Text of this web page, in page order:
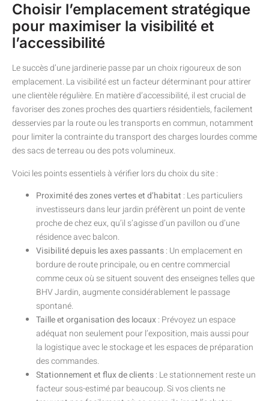
Choisir l’emplacement stratégique
pour maximiser la visibilité et
l’accessibilité
Le succès d’une jardinerie passe par un choix rigoureux de son
emplacement. La visibilité est un facteur déterminant pour attirer
une clientèle régulière. En matière d’accessibilité, il est crucial de
favoriser des zones proches des quartiers résidentiels, facilement
desservies par la route ou les transports en commun, notamment
pour limiter la contrainte du transport des charges lourdes comme
des sacs de terreau ou des pots volumineux.
Voici les points essentiels à vérifier lors du choix du site :
Proximité des zones vertes et d’habitat : Les particuliers
investisseurs dans leur jardin préfèrent un point de vente
proche de chez eux, qu’il s’agisse d’un pavillon ou d’une
résidence avec balcon.
Visibilité depuis les axes passants: Un emplacement en
bordure de route principale, ou en centre commercial
comme ceux où se situent souvent des enseignes telles que
BHV Jardin, augmente considérablement le passage
spontané.
Taille et organisation des locaux: Prévoyez un espace
adéquat non seulement pour l’exposition, mais aussi pour
la logistique avec le stockage et les espaces de préparation
des commandes.
Stationnement et flux de clients: Le stationnement reste un
facteur sous-estimé par beaucoup. Si vos clients ne